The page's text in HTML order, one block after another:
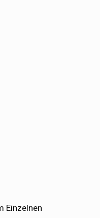
Einzelnen